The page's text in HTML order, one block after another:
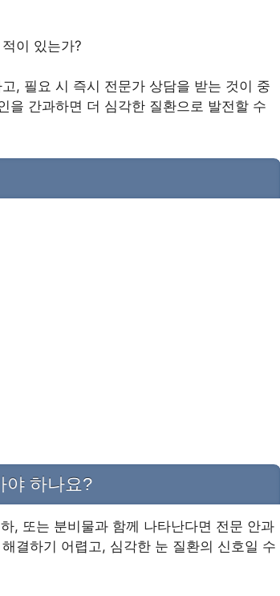
이 있는가?
, 필요 시 즉시 전문가 상담을 받는 것이 중
을 간과하면 더 심각한 질환으로 발전할 수
야 하나요?
, 또는 분비물과 함께 나타난다면 전문 안과
결하기 어렵고, 심각한 눈 질환의 신호일 수